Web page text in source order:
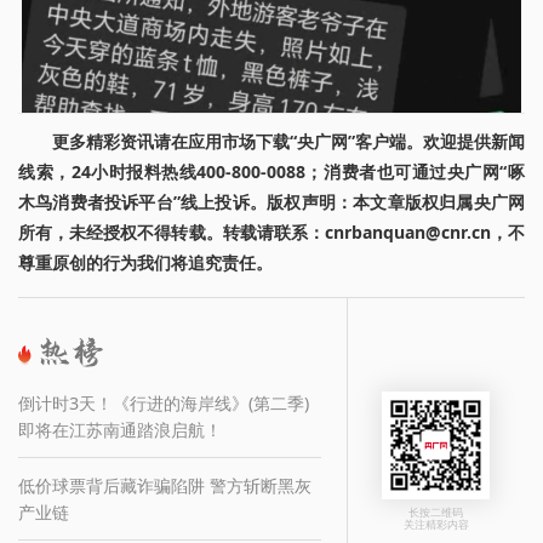
更多精彩资讯请在应用市场下载“央广网”客户端。欢迎提供新闻
线索，24小时报料热线400-800-0088；消费者也可通过央广网“啄
木鸟消费者投诉平台”线上投诉。版权声明：本文章版权归属央广网
所有，未经授权不得转载。转载请联系：cnrbanquan@cnr.cn，不
尊重原创的行为我们将追究责任。
倒计时3天！《行进的海岸线》(第二季)
即将在江苏南通踏浪启航！
低价球票背后藏诈骗陷阱 警方斩断黑灰
产业链
长按二维码
关注精彩内容